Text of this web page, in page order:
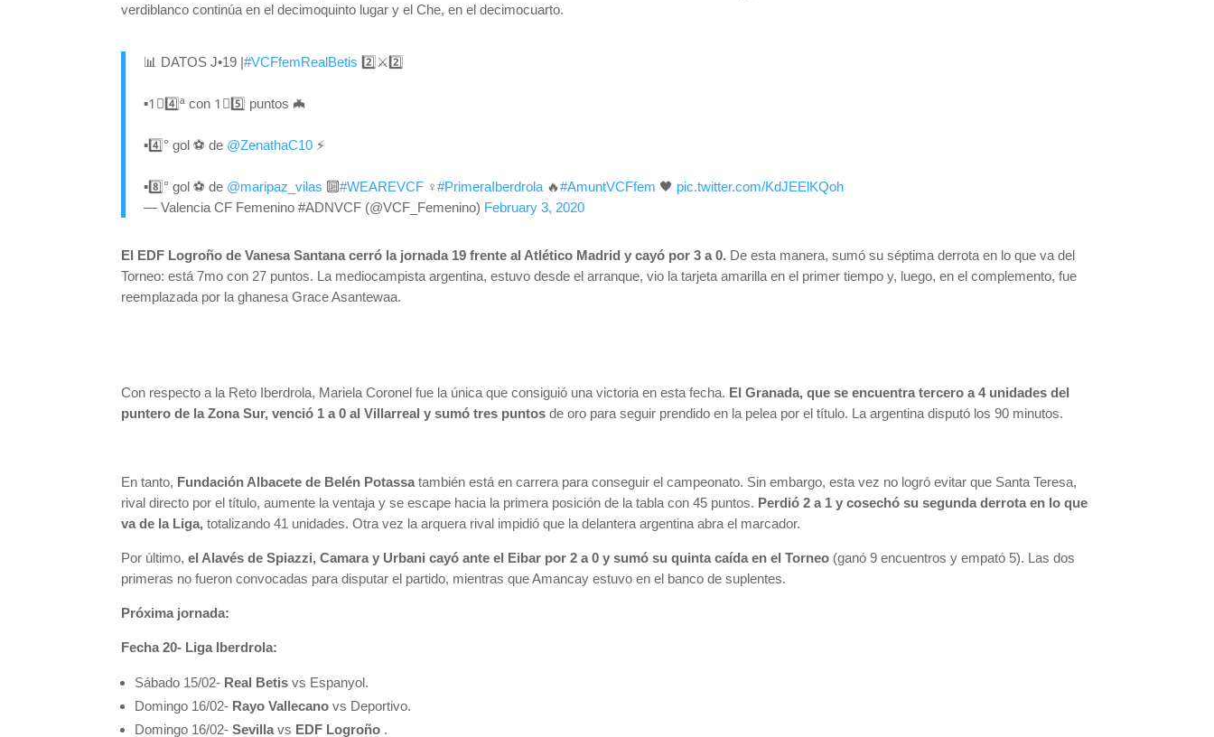
verdiblanco continúa en el decimoquinto lugar y el Che, en el decimocuarto.
📊 DATOS J•19 |#VCFfemRealBetis 2️⃣⚔2️⃣
▪1⃣4️⃣ª con 1⃣5️⃣ puntos 🦇
▪4️⃣° gol ⚽️ de @ZenathaC10 ⚡
▪8️⃣° gol ⚽️ de @maripaz_vilas 🔟#WEAREVCF ♀️#PrimeraIberdrola 🔥#AmuntVCFfem 🖤 pic.twitter.com/KdJEElKQoh
— Valencia CF Femenino #ADNVCF (@VCF_Femenino) February 3, 2020
El EDF Logroño de Vanesa Santana cerró la jornada 19 frente al Atlético Madrid y cayó por 3 a 0. De esta manera, sumó su séptima derrota en lo que va del
Torneo: está 7mo con 27 puntos. La mediocampista argentina, estuvo desde el arranque, vio la tarjeta amarilla en el primer tiempo y, luego, en el complemento, fue
reemplazada por la ghanesa Grace Asantewaa.
Con respecto a la Reto Iberdrola, Mariela Coronel fue la única que consiguió una victoria en esta fecha. El Granada, que se encuentra tercero a 4 unidades del
puntero de la Zona Sur, venció 1 a 0 al Villarreal y sumó tres puntosde oro para seguir prendido en la pelea por el título. La argentina disputó los 90 minutos.
En tanto, Fundación Albacete de Belén Potassa también está en carrera para conseguir el campeonato. Sin embargo, esta vez no logró evitar que Santa Teresa,
rival directo por el título, aumente la ventaja y se escape hacia la primera posición de la tabla con 45 puntos. Perdió 2 a 1 y cosechó su segunda derrota en lo que
va de la Liga, totalizando 41 unidades. Otra vez la arquera rival impidió que la delantera argentina abra el marcador.
Por último, el Alavés de Spiazzi, Camara y Urbani cayó ante el Eibar por 2 a 0 y sumó su quinta caída en el Torneo (ganó 9 encuentros y empató 5). Las dos
primeras no fueron convocadas para disputar el partido, mientras que Amancay estuvo en el banco de suplentes.
Próxima jornada:
Fecha 20- Liga Iberdrola:
Sábado 15/02- Real Betis vs Espanyol.
Domingo 16/02- Rayo Vallecanovs Deportivo.
Domingo 16/02-Sevillavs EDF Logroño .